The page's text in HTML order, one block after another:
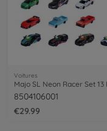
Voitures
Majo SL Neon Racer Set 13
8504106001
€29.99